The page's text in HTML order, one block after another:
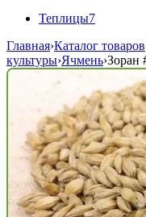
Теплицы7
Главная›Каталог товаров
культуры›Ячмень›Зоран